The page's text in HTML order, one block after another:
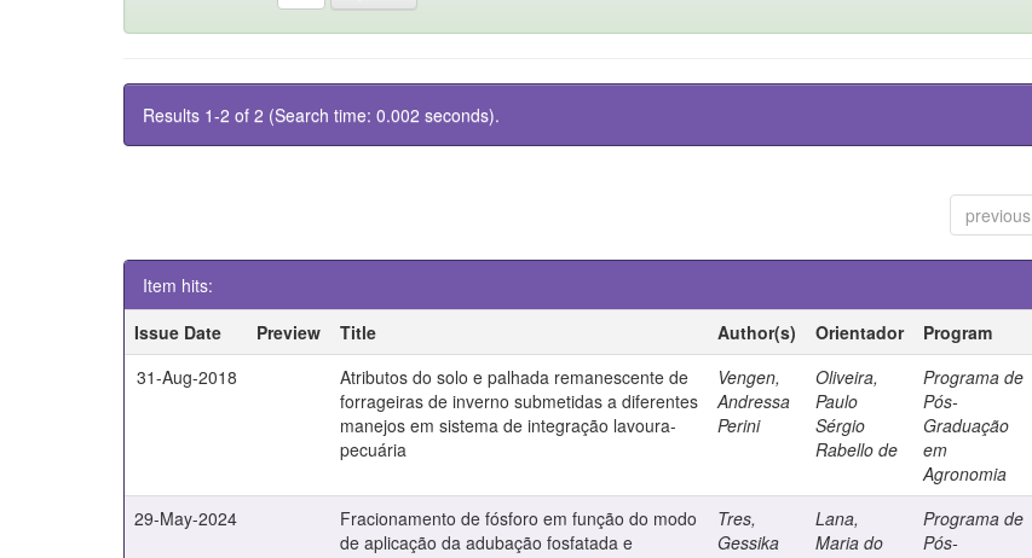
Results 1-2 of 2 (Search time: 0.002 seconds).
previous
Item hits:
Issue Date
Preview Title Author(s) Orientador Program
31-Aug-2018
Atributos do solo e palhada remanescente de
forrageiras de inverno submetidas a diferentes
manejos em sistema de integração lavoura-
pecuária
Vengen,
Andressa
Perini
Oliveira,
Paulo
Sérgio
Rabello de
Programa de
Pós-
Graduação
em
Agronomia
29-May-2024
Fracionamento de fósforo em função do modo
de aplicação da adubação fosfatada e
Tres,
Gessika
Lana,
Maria do
Programa de
Pós-